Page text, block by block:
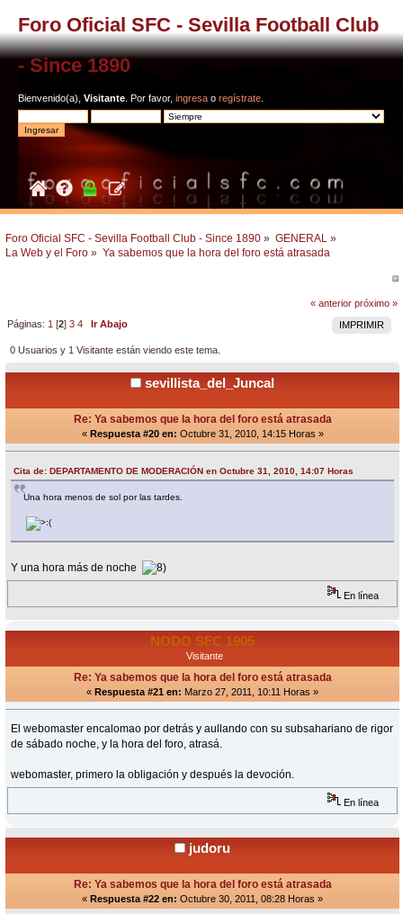
Foro Oficial SFC - Sevilla Football Club
- Since 1890
Bienvenido(a), Visitante . Por favor, ingresa o regístrate
Foro Oficial SFC - Sevilla Football Club - Since 1890 » GENERAL »
La Web y el Foro » Ya sabemos que la hora del foro está atrasada
« anterior próximo »
IMPRIMIR
Páginas: 1 [2]3 4 Ir Abajo
0 Usuarios y 1 Visitante están viendo este tema.
sevillista_del_Juncal
Re: Ya sabemos que la hora del foro está atrasada
« Respuesta #20 en: Octubre 31, 2010, 14:15 Horas »
Cita de: DEPARTAMENTO DE MODERACIÓN en Octubre 31, 2010, 14:07 Horas
Una hora menos de sol por las tardes.
Y una hora más de noche
En línea
NODO SFC 1905
Visitante
Re: Ya sabemos que la hora del foro está atrasada
« Respuesta #21 en: Marzo 27, 2011, 10:11 Horas »
El webomaster encalomao por detrás y aullando con su subsahariano de rigor
de sábado noche, y la hora del foro, atrasá.
webomaster, primero la obligación y después la devoción.
En línea
judoru
Re: Ya sabemos que la hora del foro está atrasada
« Respuesta #22 en: Octubre 30, 2011, 08:28 Horas »